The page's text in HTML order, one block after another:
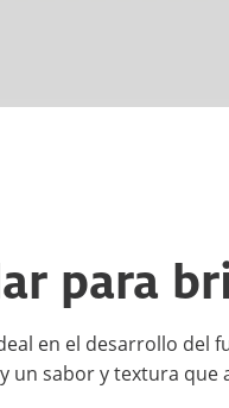
para
en el desarrollo del
un sabor y textura que